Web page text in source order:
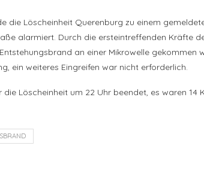
die Löscheinheit Querenburg zu einem
alarmiert. Durch die ersteintreffenden Kräfte
an einer Mikrowelle gekommen
ein weiteres Eingreifen war nicht erforderlich.
die Löscheinheit um 22 Uhr beendet, es waren 14